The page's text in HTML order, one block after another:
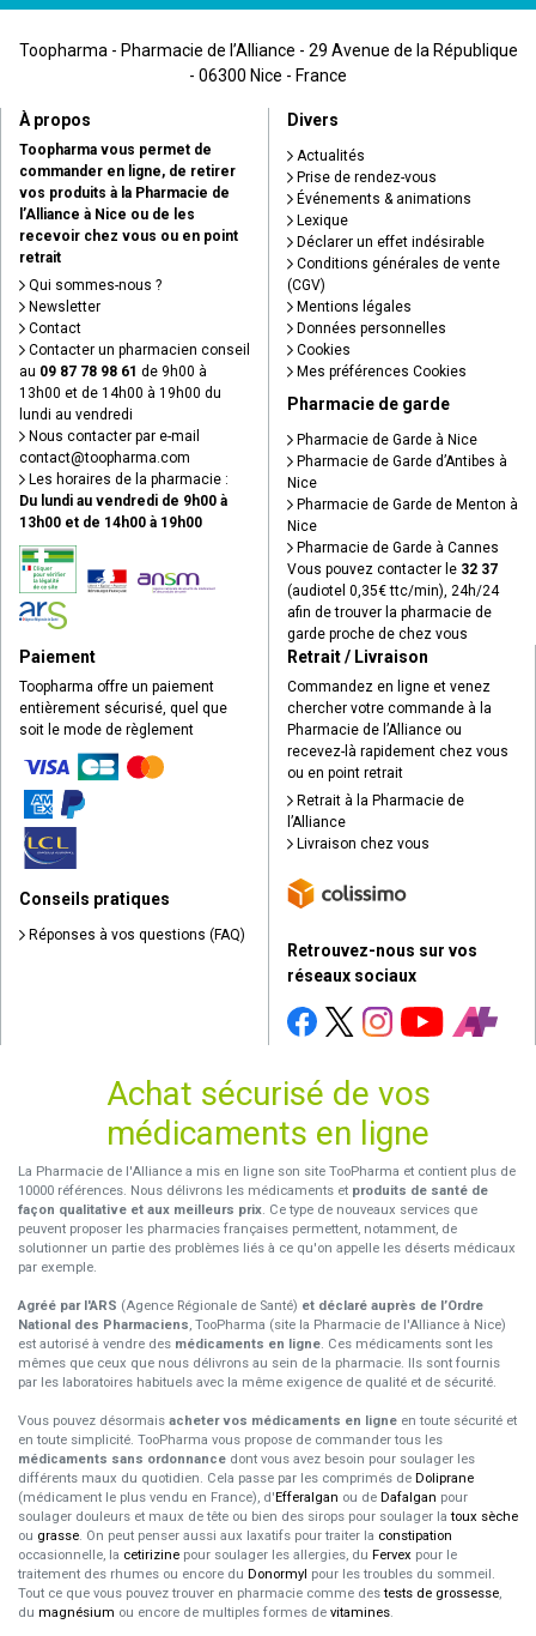
Toopharma - Pharmacie de l’Alliance - 29 Avenue de la République
- 06300 Nice - France
À propos
Toopharma vous permet de
commander en ligne, de retirer
vos produits à la Pharmacie de
l’Alliance à Nice ou de les
recevoir chez vous ou en point
retrait
Qui sommes-nous ?
Newsletter
Contact
Contacter un pharmacien conseil
au 09 87 78 98 61 de 9h00 à
13h00 et de 14h00 à 19h00 du
lundi au vendredi
Nous contacter par e-mail
contact@toopharma.com
Les horaires de la pharmacie :
Du lundi au vendredi de 9h00 à
13h00 et de 14h00 à 19h00
Divers
Actualités
Prise de rendez-vous
Événements & animations
Lexique
Déclarer un effet indésirable
Conditions générales de vente
(CGV)
Mentions légales
Données personnelles
Cookies
Mes préférences Cookies
Pharmacie de garde
Pharmacie de Garde à Nice
Pharmacie de Garde d’Antibes à
Nice
Pharmacie de Garde de Menton à
Nice
Pharmacie de Garde à Cannes
Vous pouvez contacter le 32 37
(audiotel 0,35€ ttc/min), 24h/24
afin de trouver la pharmacie de
garde proche de chez vous
Paiement
Toopharma offre un paiement
entièrement sécurisé, quel que
soit le mode de règlement
Conseils pratiques
Réponses à vos questions (FAQ)
Retrait / Livraison
Commandez en ligne et venez
chercher votre commande à la
Pharmacie de l’Alliance ou
recevez-là rapidement chez vous
ou en point retrait
Retrait à la Pharmacie de
l’Alliance
Livraison chez vous
Retrouvez-nous sur vos
réseaux sociaux
Achat sécurisé de vos
médicaments en ligne
La Pharmacie de l'Alliance a mis en ligne son site TooPharma et contient plus de
10000 références. Nous délivrons les médicaments et produits de santé de
façon qualitative et aux meilleurs prix. Ce type de nouveaux services que
peuvent proposer les pharmacies françaises permettent, notamment, de
solutionner un partie des problèmes liés à ce qu'on appelle les déserts médicaux
par exemple.
Agréé par l'ARS (Agence Régionale de Santé) et déclaré auprès de l’Ordre
National des Pharmaciens, TooPharma (site la Pharmacie de l'Alliance à Nice)
est autorisé à vendre des médicaments en ligne. Ces médicaments sont les
mêmes que ceux que nous délivrons au sein de la pharmacie. Ils sont fournis
par les laboratoires habituels avec la même exigence de qualité et de sécurité.
Vous pouvez désormais acheter vos médicaments en ligne en toute sécurité et
en toute simplicité. TooPharma vous propose de commander tous les
médicaments sans ordonnance dont vous avez besoin pour soulager les
différents maux du quotidien. Cela passe par les comprimés de Doliprane
(médicament le plus vendu en France), d'Efferalgan ou de Dafalgan pour
soulager douleurs et maux de tête ou bien des sirops pour soulager latoux sèche
ou grasse. On peut penser aussi aux laxatifs pour traiter la constipation
occasionnelle, la cetirizine pour soulager les allergies, du Fervex pour le
traitement des rhumes ou encore du Donormyl pour les troubles du sommeil.
Tout ce que vous pouvez trouver en pharmacie comme destests de grossesse,
du magnésium ou encore de multiples formes de vitamines.